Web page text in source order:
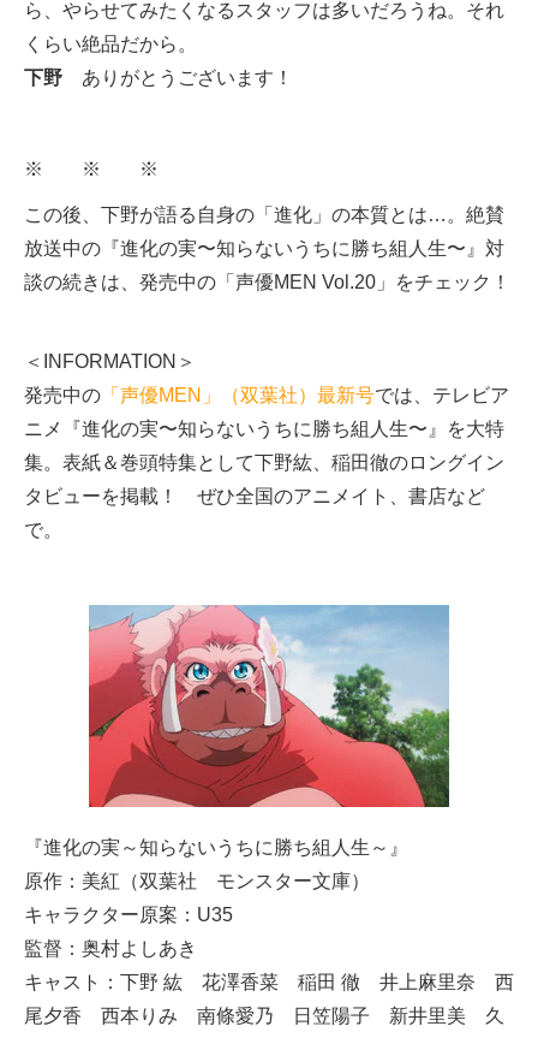
ら、やらせてみたくなるスタッフは多いだろうね。それ
くらい絶品だから。
下野 ありがとうございます！
※ ※ ※
この後、下野が語る自身の「進化」の本質とは…。絶賛
放送中の『進化の実〜知らないうちに勝ち組人生〜』対
談の続きは、発売中の「声優MEN Vol.20」をチェック！
＜INFORMATION＞
発売中の 「声優MEN」（双葉社）最新号では、テレビア
ニメ『進化の実〜知らないうちに勝ち組人生〜』を大特
集。表紙＆巻頭特集として下野紘、稲田徹のロングイン
タビューを掲載！ ぜひ全国のアニメイト、書店など
で。
『進化の実～知らないうちに勝ち組人生～』
原作：美紅（双葉社 モンスター文庫）
キャラクター原案：U35
監督：奥村よしあき
キャスト：下野 紘 花澤香菜 稲田 徹 井上麻里奈 西
尾夕香 西本りみ 南條愛乃 日笠陽子 新井里美 久